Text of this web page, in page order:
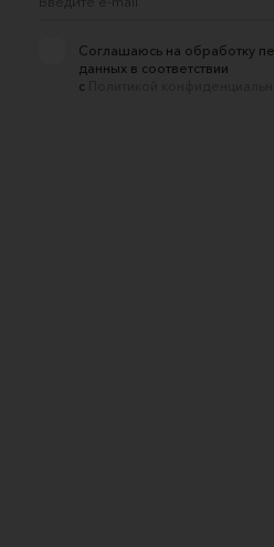
Соглашаюсь на обработку
данных в соответствии
с